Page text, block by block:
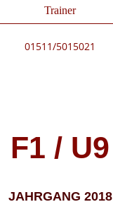
Trainer
01511/5015021
F1 / U9
JAHRGANG 2018